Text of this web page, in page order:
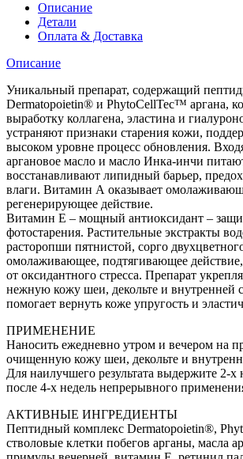
Описание
Детали
Оплата & Доставка
Описание
Уникальный препарат, содержащий
Dermatopoietin® и PhytoCellTec™ аргана,
выработку коллагена, эластина и
устраняют признаки старения кожи,
высоком уровне процесс обновления.
аргановое масло и масло Инка-инчи
восстанавливают липидный барьер,
влаги. Витамин А оказывает
регенерирующее действие.
Витамин Е – мощный антиоксидант –
фотостарения. Растительные экстракты
расторопши пятнистой, сорго
омолаживающее, подтягивающее
от оксидантного стресса. Препарат
нежную кожу шеи, декольте и внутренней
помогает вернуть коже упругость и
ПРИМЕНЕНИЕ
Наносить ежедневно утром и вечером на
очищенную кожу шеи, декольте и
Для наилучшего результата выдержите 2-х
после 4-х недель непрерывного
АКТИВНЫЕ ИНГРЕДИЕНТЫ
Пептидный комплекс Dermatopoietin®,
стволовые клетки побегов арганы, масла